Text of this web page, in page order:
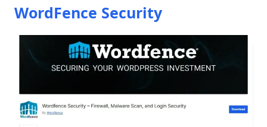
WordFence Security